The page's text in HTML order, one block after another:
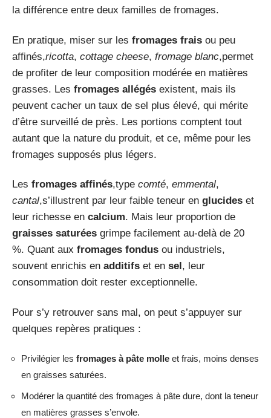
la différence entre deux familles de fromages.
En pratique, miser sur les fromages frais ou peu
affinés,ricotta, cottage cheese, fromage blanc,permet
de profiter de leur composition modérée en matières
grasses. Les fromages allégés existent, mais ils
peuvent cacher un taux de sel plus élevé, qui mérite
d’être surveillé de près. Les portions comptent tout
autant que la nature du produit, et ce, même pour les
fromages supposés plus légers.
Les fromages affinés,type comté, emmental,
cantal,s’illustrent par leur faible teneur en glucides et
leur richesse en calcium. Mais leur proportion de
graisses saturées grimpe facilement au-delà de 20
%. Quant aux fromages fondus ou industriels,
souvent enrichis en additifs et en sel, leur
consommation doit rester exceptionnelle.
Pour s’y retrouver sans mal, on peut s’appuyer sur
quelques repères pratiques :
Privilégier les fromages à pâte molle et frais, moins denses
en graisses saturées.
Modérer la quantité des fromages à pâte dure, dont la teneur
en matières grasses s’envole.